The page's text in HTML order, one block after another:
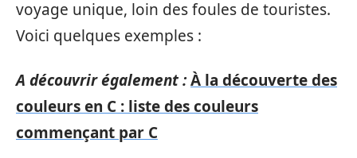
voyage unique, loin des foules de touristes.
Voici quelques exemples :
A découvrir également :À la découverte des
couleurs en C : liste des couleurs
commençant par C